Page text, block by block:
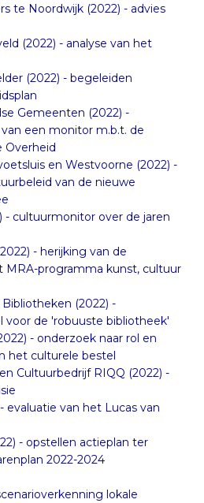
te Noordwijk (2022) - advies
(2022) - analyse van het
(2022) - begeleiden
Gemeenten (2022) -
een monitor m.b.t. de
Overheid
en Westvoorne (2022) -
van de nieuwe
- cultuurmonitor over de jaren
- herijking van de
programma kunst, cultuur
(2022) -
voor de 'robuuste bibliotheek'
- onderzoek naar rol en
het culturele bestel
Cultuurbedrijf RIQQ (2022) -
evaluatie van het Lucas van
- opstellen actieplan ter
2022-2024
lokale